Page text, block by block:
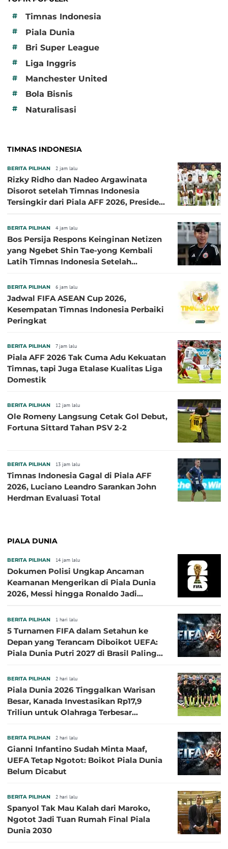
#
Timnas Indonesia
# Piala Dunia
# Bri Super League
# Liga Inggris
# Manchester United
# Bola Bisnis
# Naturalisasi
TIMNAS INDONESIA
BERITA PILIHAN 2 jam lalu
Rizky Ridho dan Nadeo Argawinata
Disorot setelah Timnas Indonesia
Tersingkir dari Piala AFF 2026, Presiden
BERITA PILIHAN 4 jam lalu
Bos Persija Respons Keinginan Netizen
yang Ngebet Shin Tae-yong Kembali
Latih Timnas Indonesia Setelah
BERITA PILIHAN 6 jam lalu
Jadwal FIFA ASEAN Cup 2026,
Kesempatan Timnas Indonesia Perbaiki
Peringkat
BERITA PILIHAN 7 jam lalu
Piala AFF 2026 Tak Cuma Adu Kekuatan
Timnas, tapi Juga Etalase Kualitas Liga
Domestik
BERITA PILIHAN 12 jam lalu
Ole Romeny Langsung Cetak Gol Debut,
Fortuna Sittard Tahan PSV 2-2
BERITA PILIHAN 13 jam lalu
Timnas Indonesia Gagal di Piala AFF
2026, Luciano Leandro Sarankan John
Herdman Evaluasi Total
PIALA DUNIA
BERITA PILIHAN 14 jam lalu
Dokumen Polisi Ungkap Ancaman
Keamanan Mengerikan di Piala Dunia
2026, Messi hingga Ronaldo Jadi
BERITA PILIHAN 1 hari lalu
5 Turnamen FIFA dalam Setahun ke
Depan yang Terancam Diboikot UEFA:
Piala Dunia Putri 2027 di Brasil Paling
BERITA PILIHAN 2 hari lalu
Piala Dunia 2026 Tinggalkan Warisan
Besar, Kanada Investasikan Rp17,9
Triliun untuk Olahraga Terbesar
BERITA PILIHAN 2 hari lalu
Gianni Infantino Sudah Minta Maaf,
UEFA Tetap Ngotot: Boikot Piala Dunia
Belum Dicabut
BERITA PILIHAN 2 hari lalu
Spanyol Tak Mau Kalah dari Maroko,
Ngotot Jadi Tuan Rumah Final Piala
Dunia 2030